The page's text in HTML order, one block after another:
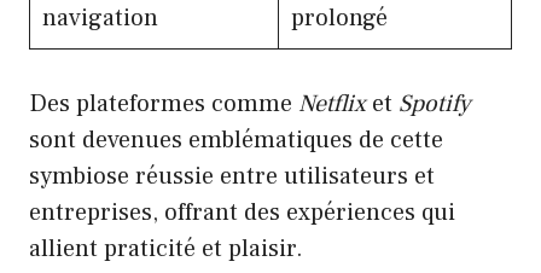
navigation
prolongé
Des plateformes comme Netflixet Spotify
sont devenues emblématiques de cette
symbiose réussie entre utilisateurs et
entreprises, offrant des expériences qui
allient praticité et plaisir.